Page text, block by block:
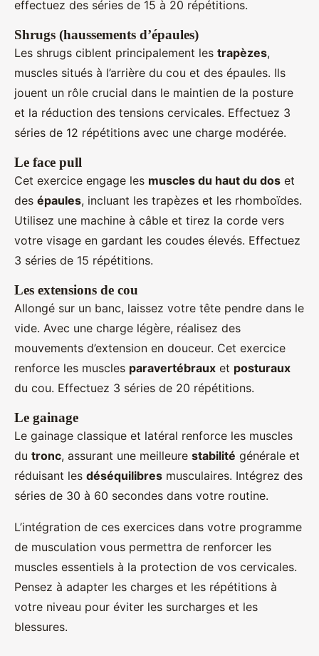
effectuez des séries de 15 à 20 répétitions.
Shrugs (haussements d’épaules)
Les shrugs ciblent principalement les trapèzes,
muscles situés à l’arrière du cou et des épaules. Ils
jouent un rôle crucial dans le maintien de la posture
et la réduction des tensions cervicales. Effectuez 3
séries de 12 répétitions avec une charge modérée.
Le face pull
Cet exercice engage les muscles du haut du dos et
des épaules, incluant les trapèzes et les rhomboïdes.
Utilisez une machine à câble et tirez la corde vers
votre visage en gardant les coudes élevés. Effectuez
3 séries de 15 répétitions.
Les extensions de cou
Allongé sur un banc, laissez votre tête pendre dans le
vide. Avec une charge légère, réalisez des
mouvements d’extension en douceur. Cet exercice
renforce les muscles paravertébraux et posturaux
du cou. Effectuez 3 séries de 20 répétitions.
Le gainage
Le gainage classique et latéral renforce les muscles
du tronc, assurant une meilleure stabilité générale et
réduisant les déséquilibres musculaires. Intégrez des
séries de 30 à 60 secondes dans votre routine.
L’intégration de ces exercices dans votre programme
de musculation vous permettra de renforcer les
muscles essentiels à la protection de vos cervicales.
Pensez à adapter les charges et les répétitions à
votre niveau pour éviter les surcharges et les
blessures.